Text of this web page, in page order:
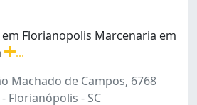
(1)
Florianopolis Marcenaria em
Machado de Campos, 6768
Florianópolis - SC